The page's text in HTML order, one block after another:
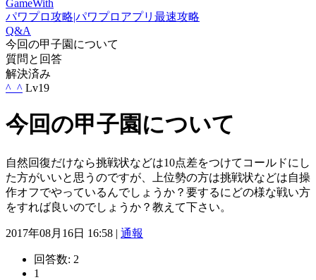
GameWith
パワプロ攻略|パワプロアプリ最速攻略
Q&A
今回の甲子園について
質問と回答
解決済み
^_^ Lv19
今回の甲子園について
自然回復だけなら挑戦状などは10点差をつけてコールドにし
た方がいいと思うのですが、上位勢の方は挑戦状などは自操
作オフでやっているんでしょうか？要するにどの様な戦い方
をすれば良いのでしょうか？教えて下さい。
2017年08月16日 16:58 | 通報
回答数: 2
1